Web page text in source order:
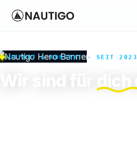
SUPPORT & KONTAKT · SEIT 2023